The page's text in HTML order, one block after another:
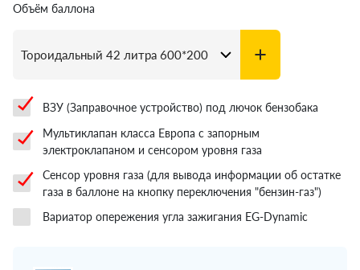
Объём баллона
ВЗУ (Заправочное устройство) под лючок бензобака
Мультиклапан класса Европа с запорным
электроклапаном и сенсором уровня газа
Сенсор уровня газа (для вывода информации об остатке
газа в баллоне на кнопку переключения "бензин-газ")
Вариатор опережения угла зажигания EG-Dynamic